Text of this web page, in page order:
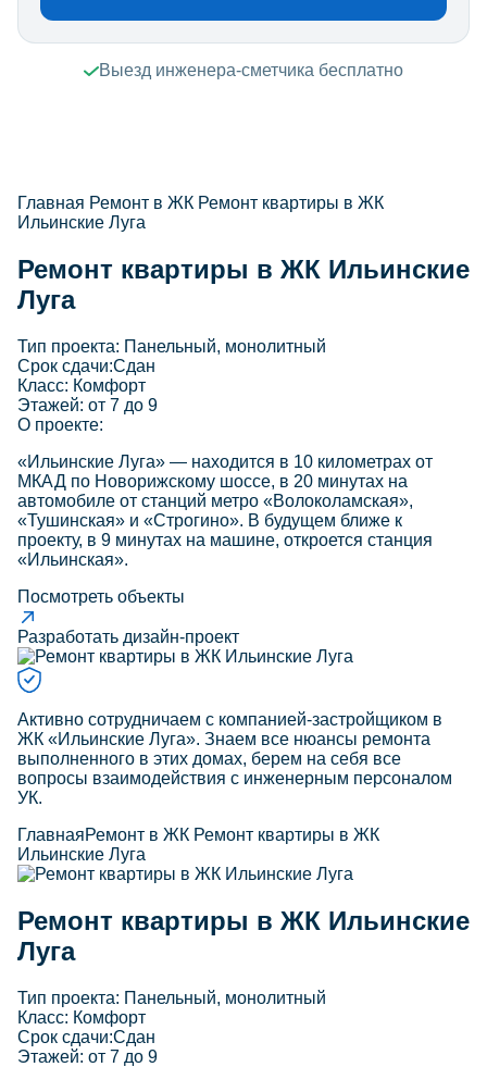
Выезд инженера-сметчика бесплатно
Главная Ремонт в ЖК Ремонт квартиры в ЖК
Ильинские Луга
Ремонт квартиры в ЖК Ильинские
Луга
Тип проекта: Панельный, монолитный
Срок сдачи:Сдан
Класс: Комфорт
Этажей: от 7 до 9
О проекте:
«Ильинские Луга» — находится в 10 километрах от
МКАД по Новорижскому шоссе, в 20 минутах на
автомобиле от станций метро «Волоколамская»,
«Тушинская» и «Строгино». В будущем ближе к
проекту, в 9 минутах на машине, откроется станция
«Ильинская».
Посмотреть объекты
Разработать дизайн-проект
Активно сотрудничаем с компанией-застройщиком в
ЖК «Ильинские Луга». Знаем все нюансы ремонта
выполненного в этих домах, берем на себя все
вопросы взаимодействия с инженерным персоналом
УК.
ГлавнаяРемонт в ЖК Ремонт квартиры в ЖК
Ильинские Луга
Ремонт квартиры в ЖК Ильинские
Луга
Тип проекта: Панельный, монолитный
Класс: Комфорт
Срок сдачи:Сдан
Этажей: от 7 до 9